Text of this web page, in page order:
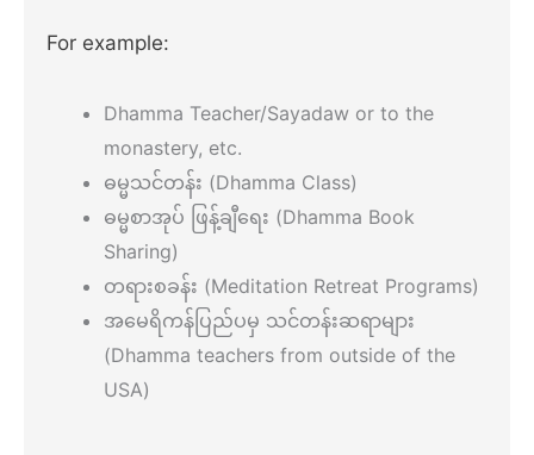
For example:
Dhamma Teacher/Sayadaw or to the
monastery, etc.
ဓမ္မသင်တန်း (Dhamma Class)
ဓမ္မစာအုပ် ဖြန့်ချီရေး (Dhamma Book
Sharing)
တရားစခန်း (Meditation Retreat Programs)
အမေရိကန်ပြည်ပမှ သင်တန်းဆရာများ
(Dhamma teachers from outside of the
USA)